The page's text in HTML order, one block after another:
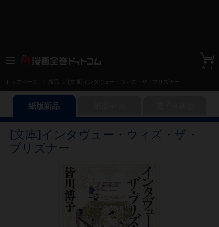
トップページ [文庫]インタヴュー・ウィズ・ザ・プリズナー
紙版新品
[文庫]インタヴュー・ウィズ・ザ・
プリズナー